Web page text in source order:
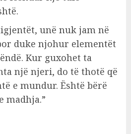
unë nuk jam në
duke njohur elementët
Kur guxohet ta
një njeri, do të thotë që
e mundur. Është bërë
madhja.”